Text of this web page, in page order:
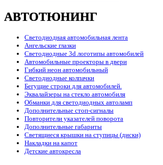
АВТОТЮНИНГ
Светодиодная автомобильная лента
Ангельские глазки
Светодиодные 3d логотипы автомобилей
Автомобильные проекторы в двери
Гибкий неон автомобильный
Светодиодные колпачки
Бегущие строки для автомобилей.
Эквалайзеры на стекло автомобиля
Обманки для светодиодных автоламп
Дополнительные стоп-сигналы
Повторители указателей поворота
Дополнительные габариты
Светящиеся крышки на ступицы (диски)
Накладки на капот
Детские автокресла